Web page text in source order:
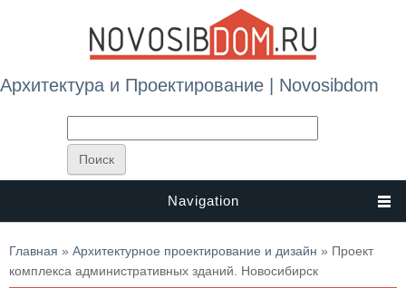
Архитектура и Проектирование | Novosibdom
Navigation
Вы здесь
Главная » Архитектурное проектирование и дизайн » Проект
комплекса административных зданий. Новосибирск